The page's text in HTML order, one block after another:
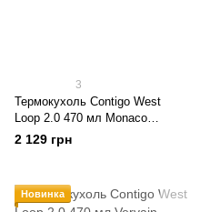
3
Термокухоль Contigo West
Loop 2.0 470 мл Monaco
(2074741)
2 129 грн
Новинка